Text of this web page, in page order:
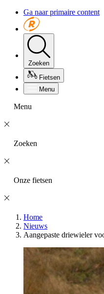
Ga naar primaire content
Zoeken
Fietsen
Menu
Menu
Zoeken
Onze fietsen
Home
Nieuws
Aangepaste driewieler